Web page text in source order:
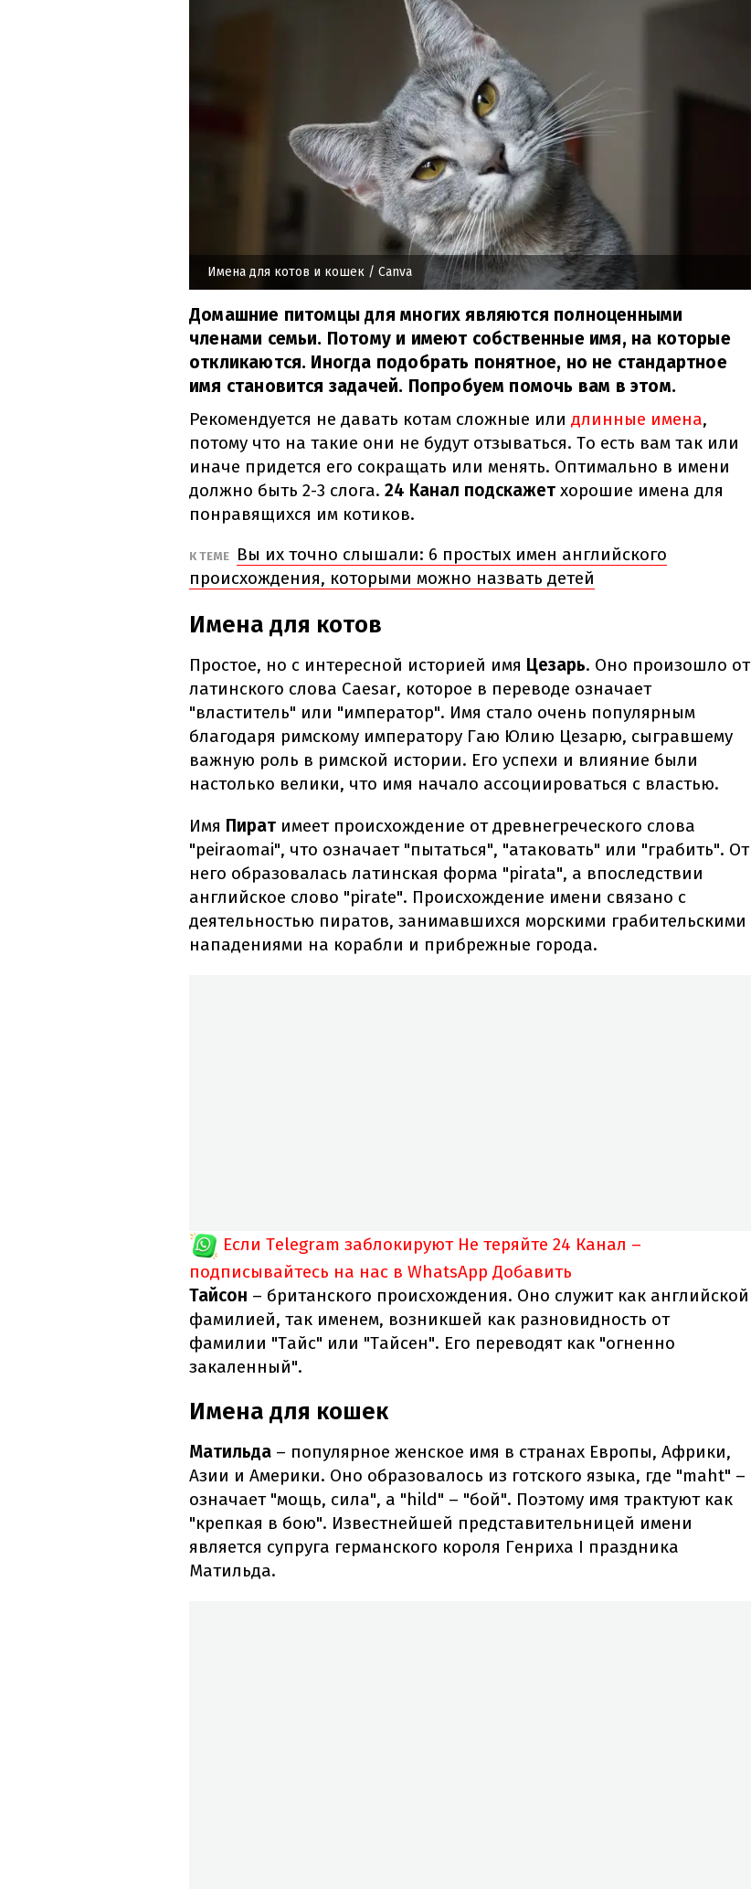
Имена для котов и кошек / Canva
Домашние питомцы для многих являются полноценными
членами семьи. Потому и имеют собственные имя, на которые
откликаются. Иногда подобрать понятное, но не стандартное
имя становится задачей. Попробуем помочь вам в этом.
Рекомендуется не давать котам сложные или длинные имена,
потому что на такие они не будут отзываться. То есть вам так или
иначе придется его сокращать или менять. Оптимально в имени
должно быть 2-3 слога. 24 Канал подскажет хорошие имена для
понравящихся им котиков.
К ТЕМЕ
Вы их точно слышали: 6 простых имен английского
происхождения, которыми можно назвать детей
Имена для котов
Простое, но с интересной историей имя Цезарь. Оно произошло от
латинского слова Caesar, которое в переводе означает
"властитель" или "император". Имя стало очень популярным
благодаря римскому императору Гаю Юлию Цезарю, сыгравшему
важную роль в римской истории. Его успехи и влияние были
настолько велики, что имя начало ассоциироваться с властью.
Имя Пират имеет происхождение от древнегреческого слова
"peiraomai", что означает "пытаться", "атаковать" или "грабить". От
него образовалась латинская форма "pirata", а впоследствии
английское слово "pirate". Происхождение имени связано с
деятельностью пиратов, занимавшихся морскими грабительскими
нападениями на корабли и прибрежные города.
Если Telegram заблокируют Не теряйте 24 Канал –
подписывайтесь на нас в WhatsApp Добавить
Тайсон – британского происхождения. Оно служит как английской
фамилией, так именем, возникшей как разновидность от
фамилии "Тайс" или "Тайсен". Его переводят как "огненно
закаленный".
Имена для кошек
Матильда – популярное женское имя в странах Европы, Африки,
Азии и Америки. Оно образовалось из готского языка, где "maht" –
означает "мощь, сила", а "hild" – "бой". Поэтому имя трактуют как
"крепкая в бою". Известнейшей представительницей имени
является супруга германского короля Генриха I праздника
Матильда.